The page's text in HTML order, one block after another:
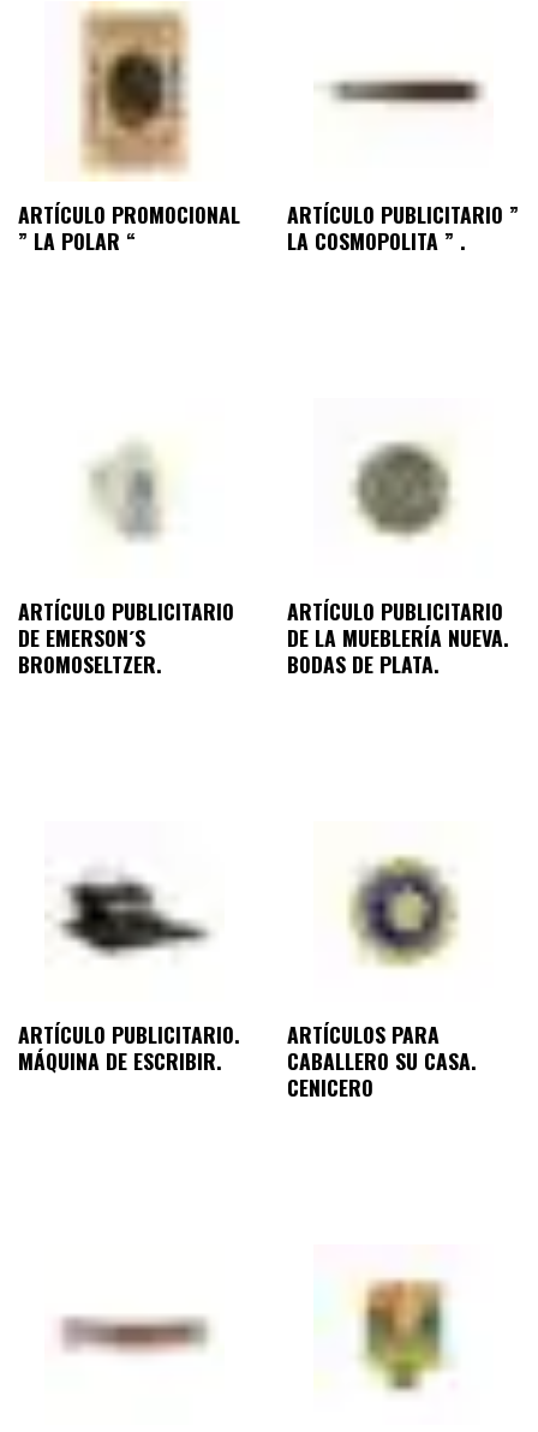
ARTÍCULO PROMOCIONAL
” LA POLAR “
ARTÍCULO PUBLICITARIO ”
LA COSMOPOLITA ” .
ARTÍCULO PUBLICITARIO
DE EMERSON´S
BROMOSELTZER.
ARTÍCULO PUBLICITARIO
DE LA MUEBLERÍA NUEVA.
BODAS DE PLATA.
ARTÍCULO PUBLICITARIO.
MÁQUINA DE ESCRIBIR.
ARTÍCULOS PARA
CABALLERO SU CASA.
CENICERO